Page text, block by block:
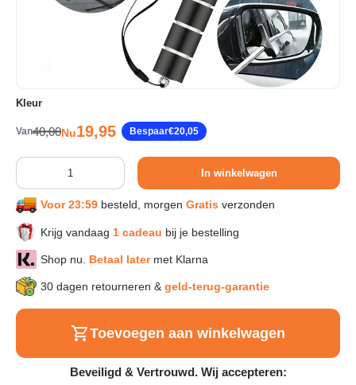
Sport & Herstel
Wonen & Interieur
Kids & Speelgoed
Huishouden & Schoonmaak
Keuken & Koken
Verlichting & Sfeer
Alle Producten
Kleur
VanReguliere prijs
40,00Verkoopprijs
Nu19,95 Bespaar€20,05
Aantal
In winkelwagen
Voor 23:59 besteld, morgen Gratis verzonden
Krijg vandaag 1 cadeau bij je bestelling
Shop nu. Betaal latermet Klarna
30 dagen retourneren & geld-terug-garantie
Toevoegen aan winkelwagen
Beveiligd & Vertrouwd. Wij accepteren: